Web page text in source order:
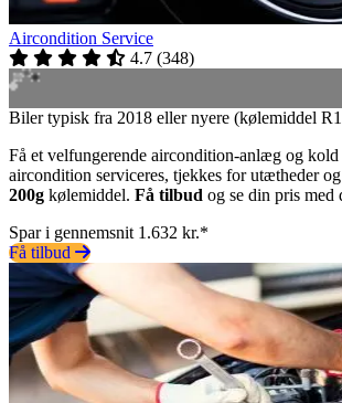
Aircondition Service
4.7 (348)
Biler typisk fra 2018 eller nyere (kølemiddel
Få et velfungerende aircondition-anlæg og
aircondition serviceres, tjekkes for utætheder
200g kølemiddel. Få tilbud og se din pris med
Spar i gennemsnit 1.632 kr.*
Få tilbud